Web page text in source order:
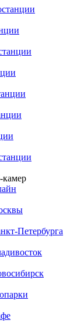
камер
Петербурга